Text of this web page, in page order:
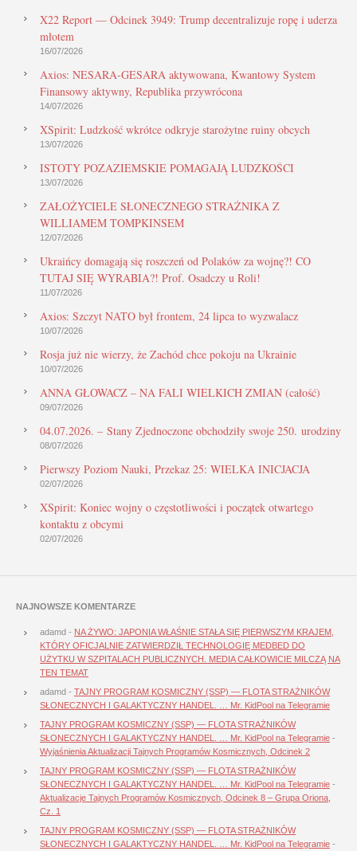
X22 Report — Odcinek 3949: Trump decentralizuje ropę i uderza
młotem
16/07/2026
Axios: NESARA-GESARA aktywowana, Kwantowy System
Finansowy aktywny, Republika przywrócona
14/07/2026
XSpirit: Ludzkość wkrótce odkryje starożytne ruiny obcych
13/07/2026
ISTOTY POZAZIEMSKIE POMAGAJĄ LUDZKOŚCI
13/07/2026
ZAŁOŻYCIELE SŁONECZNEGO STRAŻNIKA Z
WILLIAMEM TOMPKINSEM
12/07/2026
Ukraińcy domagają się roszczeń od Polaków za wojnę?! CO
TUTAJ SIĘ WYRABIA?! Prof. Osadczy u Roli!
11/07/2026
Axios: Szczyt NATO był frontem, 24 lipca to wyzwalacz
10/07/2026
Rosja już nie wierzy, że Zachód chce pokoju na Ukrainie
10/07/2026
ANNA GŁOWACZ – NA FALI WIELKICH ZMIAN (całość)
09/07/2026
04.07.2026. – Stany Zjednoczone obchodziły swoje 250. urodziny
08/07/2026
Pierwszy Poziom Nauki, Przekaz 25: WIELKA INICJACJA
02/07/2026
XSpirit: Koniec wojny o częstotliwości i początek otwartego
kontaktu z obcymi
02/07/2026
NAJNOWSZE KOMENTARZE
adamd - NA ŻYWO: JAPONIA WŁAŚNIE STAŁA SIĘ PIERWSZYM KRAJEM,
KTÓRY OFICJALNIE ZATWIERDZIŁ TECHNOLOGIĘ MEDBED DO
UŻYTKU W SZPITALACH PUBLICZNYCH. MEDIA CAŁKOWICIE MILCZĄ NA
TEN TEMAT
adamd - TAJNY PROGRAM KOSMICZNY (SSP) — FLOTA STRAŻNIKÓW
SŁONECZNYCH I GALAKTYCZNY HANDEL. … Mr. KidPool na Telegramie
TAJNY PROGRAM KOSMICZNY (SSP) — FLOTA STRAŻNIKÓW
SŁONECZNYCH I GALAKTYCZNY HANDEL. … Mr. KidPool na Telegramie -
Wyjaśnienia Aktualizacji Tajnych Programów Kosmicznych, Odcinek 2
TAJNY PROGRAM KOSMICZNY (SSP) — FLOTA STRAŻNIKÓW
SŁONECZNYCH I GALAKTYCZNY HANDEL. … Mr. KidPool na Telegramie -
Aktualizacje Tajnych Programów Kosmicznych, Odcinek 8 – Grupa Oriona,
Cz. 1
TAJNY PROGRAM KOSMICZNY (SSP) — FLOTA STRAŻNIKÓW
SŁONECZNYCH I GALAKTYCZNY HANDEL. … Mr. KidPool na Telegramie -